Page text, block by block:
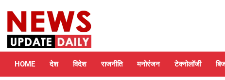
content
HOME देश विदेश राजनीति मनोरंजन टेक्नोलॉजी